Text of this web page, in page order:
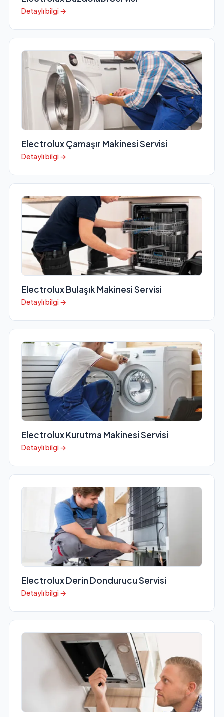
Detaylı bilgi →
Electrolux Çamaşır Makinesi Servisi
Detaylı bilgi →
Electrolux Bulaşık Makinesi Servisi
Detaylı bilgi →
Electrolux Kurutma Makinesi Servisi
Detaylı bilgi →
Electrolux Derin Dondurucu Servisi
Detaylı bilgi →